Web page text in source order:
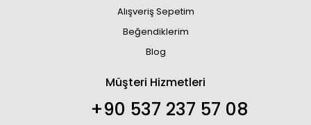
Alışveriş Sepetim
Beğendiklerim
Blog
Müşteri Hizmetleri
+90 537 237 57 08